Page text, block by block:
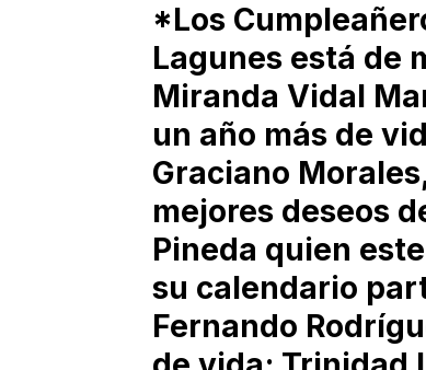
*Los
Lagunes está de
Miranda Vidal
un año más de
Graciano
mejores deseos
Pineda quien
su calendario
Fernando